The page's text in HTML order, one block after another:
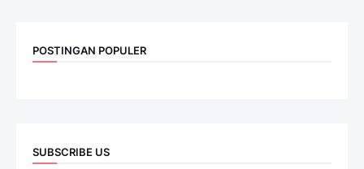
POSTINGAN POPULER
SUBSCRIBE US